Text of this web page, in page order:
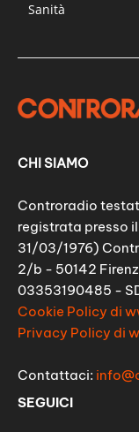
Sanità
CHI SIAMO
Controradio
registrata presso
31/03/1976)
2/b - 50142
03353190485 -
Cookie Policy di
Privacy Policy di
Contattaci:
SEGUICI